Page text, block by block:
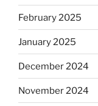
February 2025
January 2025
December 2024
November 2024